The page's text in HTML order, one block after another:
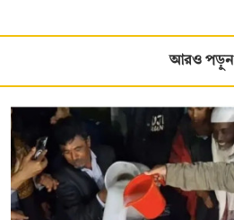
আরও পড়ুন